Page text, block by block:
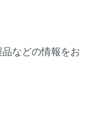
などの情報をお